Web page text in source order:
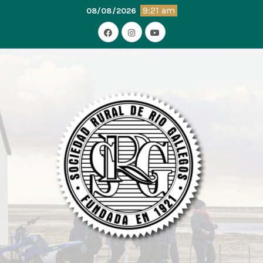
08/08/2026 9:21 am